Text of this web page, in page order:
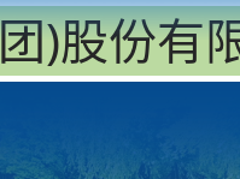
)股份有